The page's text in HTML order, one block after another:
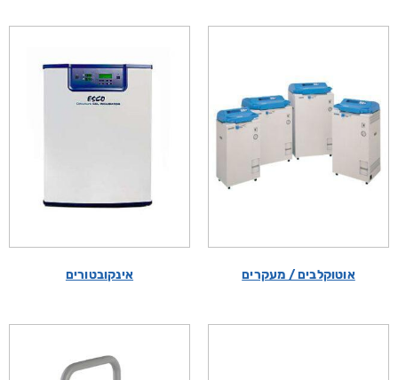
אוטוקלבים / מעקרים אינקובטורים